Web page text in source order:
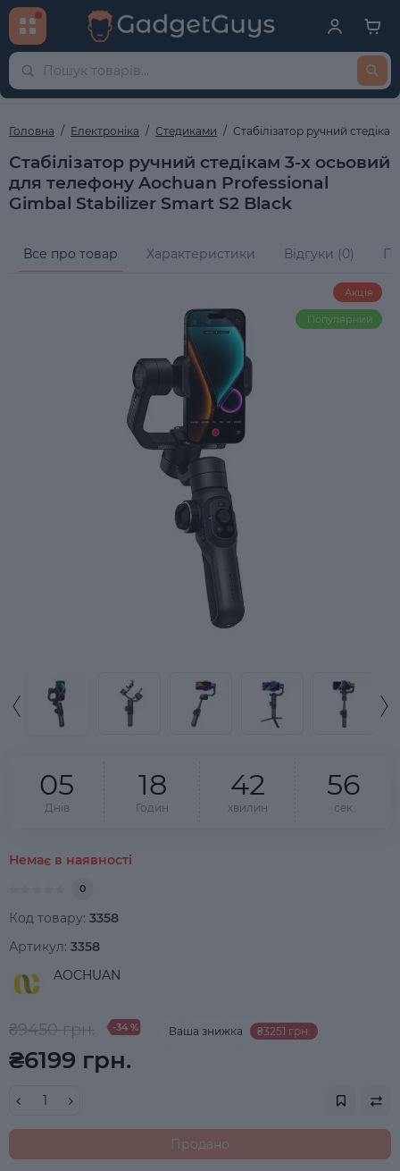
Головна Електроніка Стедиками Стабілізатор ручний
Стабілізатор ручний стедікам 3-х осьовий
для телефону Aochuan Professional
Gimbal Stabilizer Smart S2 Black
Все про товар Характеристики Відгуки (0)
Акція
Популярний
05
Днів
18
Годин
42
хвилин
56
сек
Немає в наявності
0
Код товару: 3358
Артикул: 3358
AOCHUAN
₴9450 грн. -34 % Ваша знижка ₴3251 грн.
₴6199 грн.
Продано